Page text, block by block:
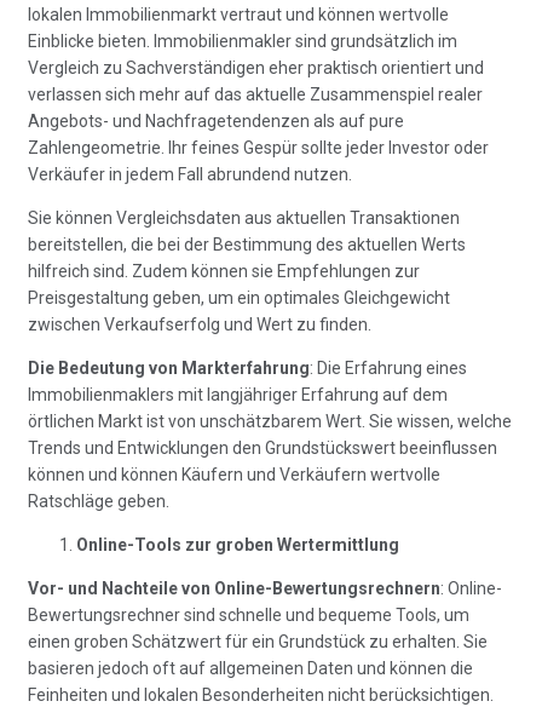
lokalen Immobilienmarkt vertraut und können wertvolle
Einblicke bieten. Immobilienmakler sind grundsätzlich im
Vergleich zu Sachverständigen eher praktisch orientiert und
verlassen sich mehr auf das aktuelle Zusammenspiel realer
Angebots- und Nachfragetendenzen als auf pure
Zahlengeometrie. Ihr feines Gespür sollte jeder Investor oder
Verkäufer in jedem Fall abrundend nutzen.
Sie können Vergleichsdaten aus aktuellen Transaktionen
bereitstellen, die bei der Bestimmung des aktuellen Werts
hilfreich sind. Zudem können sie Empfehlungen zur
Preisgestaltung geben, um ein optimales Gleichgewicht
zwischen Verkaufserfolg und Wert zu finden.
Die Bedeutung von Markterfahrung: Die Erfahrung eines
Immobilienmaklers mit langjähriger Erfahrung auf dem
örtlichen Markt ist von unschätzbarem Wert. Sie wissen, welche
Trends und Entwicklungen den Grundstückswert beeinflussen
können und können Käufern und Verkäufern wertvolle
Ratschläge geben.
Online-Tools zur groben Wertermittlung
Vor- und Nachteile von Online-Bewertungsrechnern: Online-
Bewertungsrechner sind schnelle und bequeme Tools, um
einen groben Schätzwert für ein Grundstück zu erhalten. Sie
basieren jedoch oft auf allgemeinen Daten und können die
Feinheiten und lokalen Besonderheiten nicht berücksichtigen.